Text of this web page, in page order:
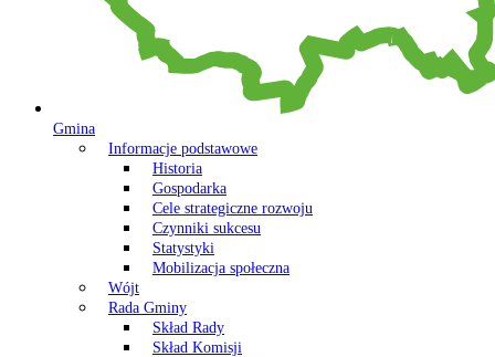
Gmina
Informacje podstawowe
Historia
Gospodarka
Cele strategiczne rozwoju
Czynniki sukcesu
Statystyki
Mobilizacja społeczna
Wójt
Rada Gminy
Skład Rady
Skład Komisji